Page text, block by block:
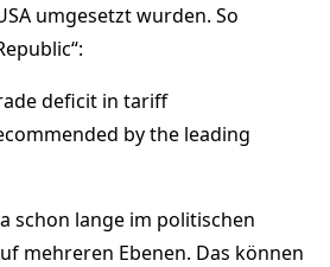
umgesetzt wurden. So
deficit in tariff
by the leading
schon lange im politischen
mehreren Ebenen. Das können